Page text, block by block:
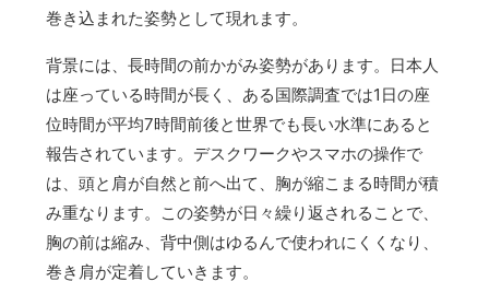
巻き込まれた姿勢として現れます。
背景には、長時間の前かがみ姿勢があります。日本人
は座っている時間が長く、ある国際調査では1日の座
位時間が平均7時間前後と世界でも長い水準にあると
報告されています。デスクワークやスマホの操作で
は、頭と肩が自然と前へ出て、胸が縮こまる時間が積
み重なります。この姿勢が日々繰り返されることで、
胸の前は縮み、背中側はゆるんで使われにくくなり、
巻き肩が定着していきます。